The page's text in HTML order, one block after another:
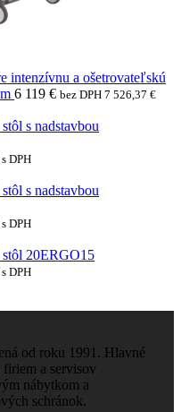
a ošetrovateľskú
6 119 € bez DPH 7 526,37 €
s nadstavbou
s DPH
s nadstavbou
s DPH
20ERGO15
s DPH
od roku 1991. Hlavné
a servisov
nábytkom a
schránok.